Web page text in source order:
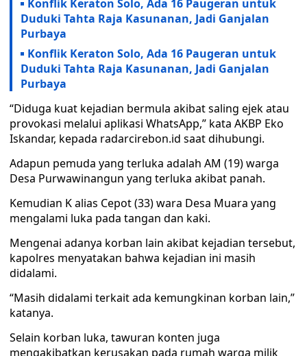
Konflik Keraton Solo, Ada 16 Paugeran untuk
Duduki Tahta Raja Kasunanan, Jadi Ganjalan
Purbaya
Konflik Keraton Solo, Ada 16 Paugeran untuk
Duduki Tahta Raja Kasunanan, Jadi Ganjalan
Purbaya
“Diduga kuat kejadian bermula akibat saling ejek atau
provokasi melalui aplikasi WhatsApp,” kata AKBP Eko
Iskandar, kepada radarcirebon.id saat dihubungi.
Adapun pemuda yang terluka adalah AM (19) warga
Desa Purwawinangun yang terluka akibat panah.
Kemudian K alias Cepot (33) wara Desa Muara yang
mengalami luka pada tangan dan kaki.
Mengenai adanya korban lain akibat kejadian tersebut,
kapolres menyatakan bahwa kejadian ini masih
didalami.
“Masih didalami terkait ada kemungkinan korban lain,”
katanya.
Selain korban luka, tawuran konten juga
mengakibatkan kerusakan pada rumah warga milik